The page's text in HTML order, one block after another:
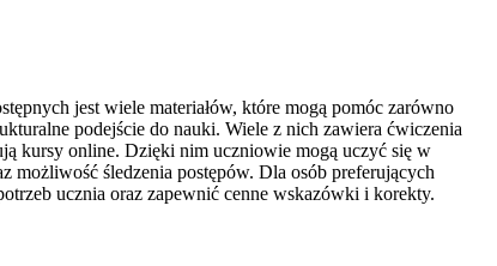
jest wiele materiałów, które mogą pomóc zarówno
podejście do nauki. Wiele z nich zawiera ćwiczenia
kursy online. Dzięki nim uczniowie mogą uczyć się w
śledzenia postępów. Dla osób preferujących
ucznia oraz zapewnić cenne wskazówki i korekty.